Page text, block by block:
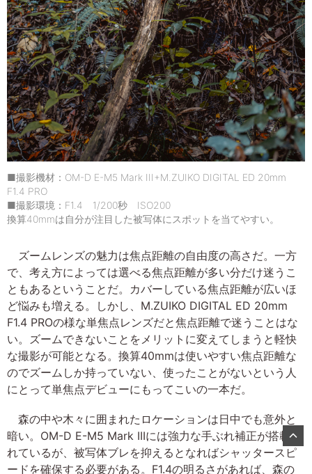
■撮影機材：OM-D E-M5 Mark III+M.ZUIKO DIGITAL ED 20mm
F1.4 PRO
■撮影環境：F1.4 1/200秒 ISO200
換算40mmは自分が注目した被写体にスポットを当てやすい。
ズームレンズの魅力は焦点距離の自由度の高さだ。一方
で、考え方によっては選べる焦点距離が多い分だけ迷うこ
ともあるということだ。カバーしている焦点距離が広いほ
ど悩みも増える。しかし、M.ZUIKO DIGITAL ED 20mm
F1.4 PROの様な単焦点レンズだと焦点距離で迷うことはな
い。ズームできないことをメリットに変えてしまうと軽快
な撮影が可能となる。換算40mmは使いやすい焦点距離な
のでズームしか持っていない、使ったことがないという人
にとって単焦点デビューにもってこいの一本だ。
森の中や木々に囲まれたロケーションは日中でも意外と
暗い。OM-D E-M5 Mark IIIには強力な手ぶれ補正が搭載さ
れているが、被写体ブレを抑えるとなればシャッタースピ
ードを確保する必要がある。F1.4の明るさがあれば、森の